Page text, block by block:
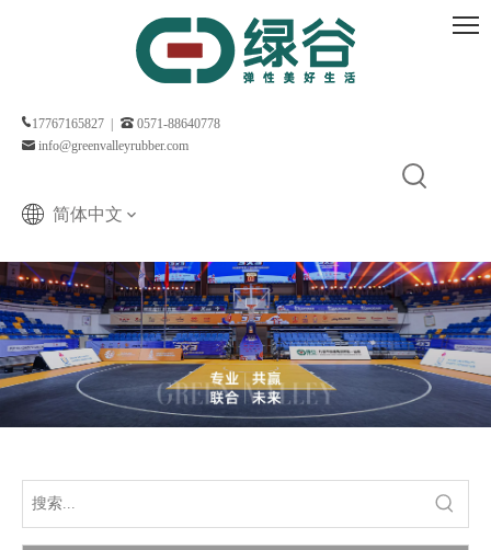
17767165827 |
0571-88640778
info@greenvalleyrubber.com
简体中文